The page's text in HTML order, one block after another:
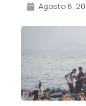
Agosto 6,